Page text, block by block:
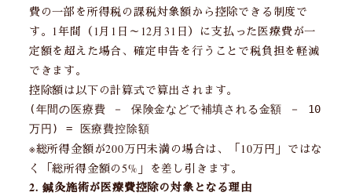
費の一部を所得税の課税対象額から控除できる制度で
す。1年間（1月1日～12月31日）に支払った医療費が一
定額を超えた場合、確定申告を行うことで税負担を軽減
できます。
控除額は以下の計算式で算出されます。
(年間の医療費 － 保険金などで補填される金額 － 10
万円) = 医療費控除額
※総所得金額が200万円未満の場合は、「10万円」ではな
く「総所得金額の5%」を差し引きます。
2. 鍼灸施術が医療費控除の対象となる理由